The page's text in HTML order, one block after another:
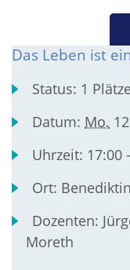
Das Leben ist
Status: 1
Datum: Mo.
Uhrzeit: 17:00
Ort:
Dozenten:
Moreth